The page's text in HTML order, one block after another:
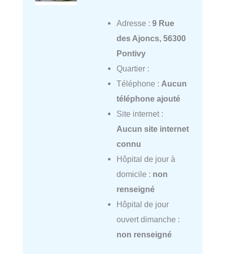
Adresse : 9 Rue
des Ajoncs, 56300
Pontivy
Quartier :
Téléphone : Aucun
téléphone ajouté
Site internet :
Aucun site internet
connu
Hôpital de jour à
domicile : non
renseigné
Hôpital de jour
ouvert dimanche :
non renseigné